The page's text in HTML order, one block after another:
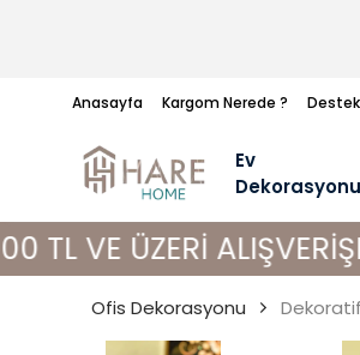
Anasayfa Kargom Nerede ?
Ev
Dekorasyonu
Ofis Dekorasyonu